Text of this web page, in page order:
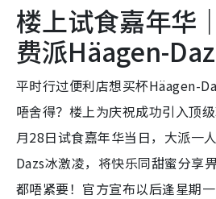
楼上试食嘉年华
费派Häagen-
平时行过便利店想买杯Häagen-
唔舍得？楼上为庆祝成功引入顶
月28日试食嘉年华当日，大派一
Dazs冰激凌，将快乐同甜蜜分享
都唔紧要！官方宣布以后逢星期